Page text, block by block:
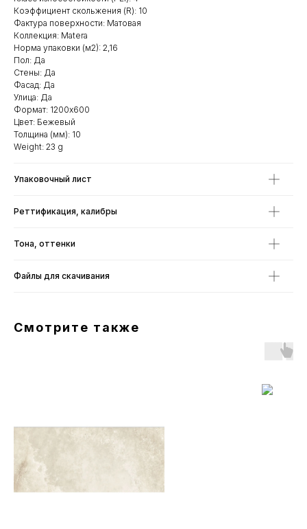
Коэффициент скольжения (R): 10
Фактура поверхности: Матовая
Коллекция: Matera
Норма упаковки (м2): 2,16
Пол: Да
Стены: Да
Фасад: Да
Улица: Да
Формат: 1200х600
Цвет: Бежевый
Толщина (мм): 10
Weight: 23 g
Упаковочный лист
Реттификация, калибры
Тона, оттенки
Файлы для скачивания
Смотрите также